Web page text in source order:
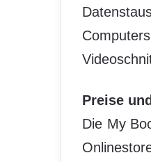
Preise
Die My